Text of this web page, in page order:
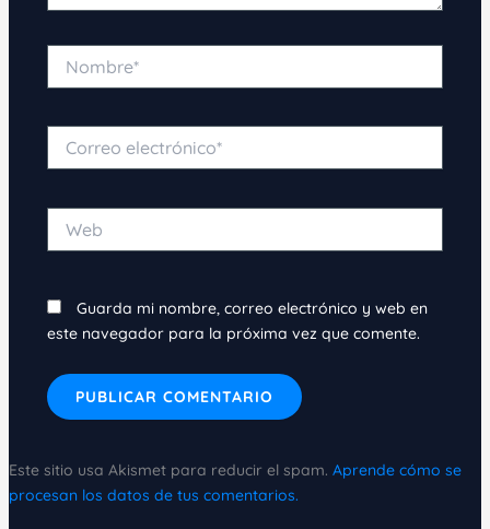
electrónico*
Guarda mi nombre, correo electrónico y web en
este navegador para la próxima vez que comente.
Este sitio usa Akismet para reducir el spam. Aprende cómo se
procesan los datos de tus comentarios.